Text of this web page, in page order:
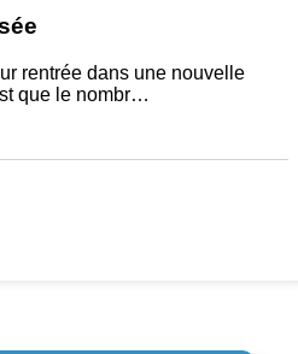
rentrée dans une nouvelle
que le nombr…